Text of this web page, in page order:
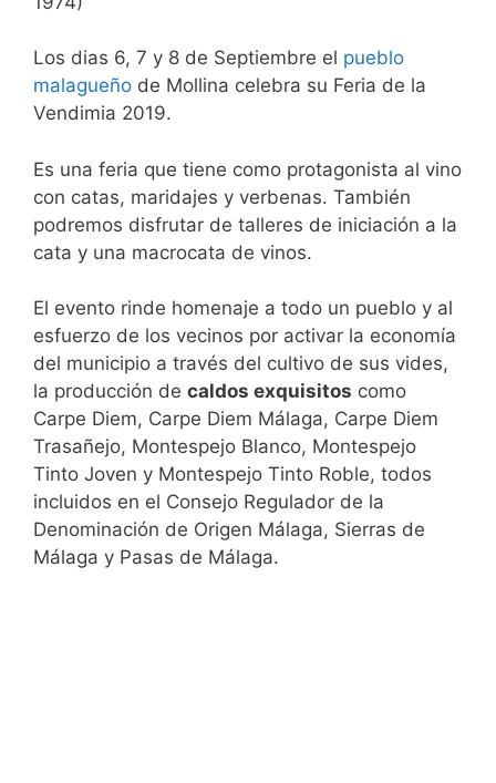
Los dias 6, 7 y 8 de Septiembre el pueblo
malagueño de Mollina celebra su Feria de la
Vendimia 2019.
Es una feria que tiene como protagonista al vino
con catas, maridajes y verbenas. También
podremos disfrutar de talleres de iniciación a la
cata y una macrocata de vinos.
El evento rinde homenaje a todo un pueblo y al
esfuerzo de los vecinos por activar la economía
del municipio a través del cultivo de sus vides,
la producción de caldos exquisitos como
Carpe Diem, Carpe Diem Málaga, Carpe Diem
Trasañejo, Montespejo Blanco, Montespejo
Tinto Joven y Montespejo Tinto Roble, todos
incluidos en el Consejo Regulador de la
Denominación de Origen Málaga, Sierras de
Málaga y Pasas de Málaga.